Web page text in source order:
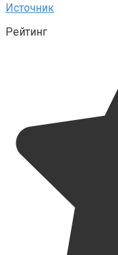
Источник
Рейтинг